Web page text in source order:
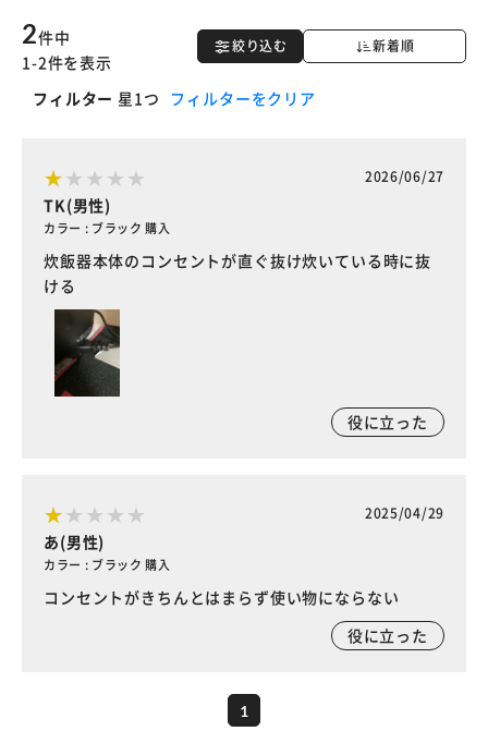
絞り込む 新着順
2件中
1-2件を表示
フィルター 星1つ フィルターをクリア
2026/06/27
TK(男性)
カラー : ブラック 購入
炊飯器本体のコンセントが直ぐ抜け炊いている時に抜
ける
役に立った
2025/04/29
あ(男性)
カラー : ブラック 購入
コンセントがきちんとはまらず使い物にならない
役に立った
1